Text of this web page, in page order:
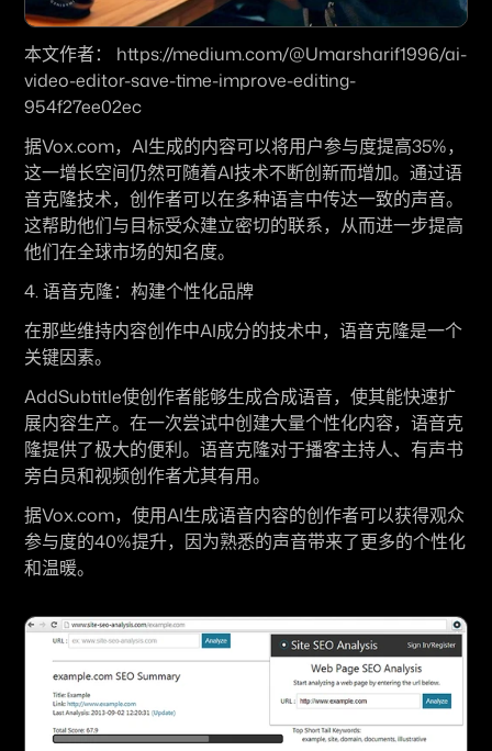
本文作者： https://medium.com/@Umarsharif1996/ai-
video-editor-save-time-improve-editing-
954f27ee02ec
据Vox.com，AI生成的内容可以将用户参与度提高35%，
这一增长空间仍然可随着AI技术不断创新而增加。通过语
音克隆技术，创作者可以在多种语言中传达一致的声音。
这帮助他们与目标受众建立密切的联系，从而进一步提高
他们在全球市场的知名度。
4. 语音克隆：构建个性化品牌
在那些维持内容创作中AI成分的技术中，语音克隆是一个
关键因素。
AddSubtitle使创作者能够生成合成语音，使其能快速扩
展内容生产。在一次尝试中创建大量个性化内容，语音克
隆提供了极大的便利。语音克隆对于播客主持人、有声书
旁白员和视频创作者尤其有用。
据Vox.com，使用AI生成语音内容的创作者可以获得观众
参与度的40%提升，因为熟悉的声音带来了更多的个性化
和温暖。